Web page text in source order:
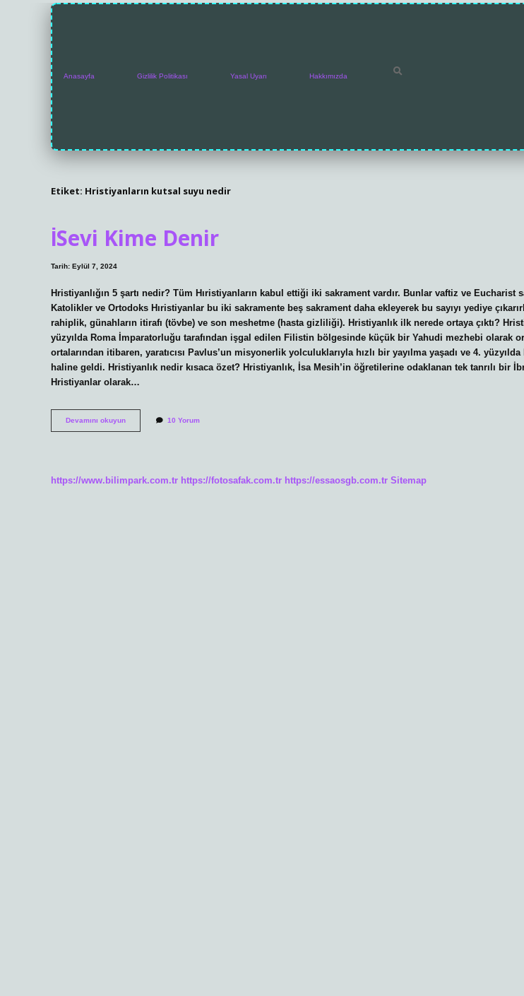
Anasayfa Gizlilik Politikası Yasal Uyarı Hakkımızda
Etiket: Hristiyanların kutsal suyu nedir
İSevi Kime Denir
Tarih: Eylül 7, 2024
Hristiyanlığın 5 şartı nedir? Tüm Hıristiyanların kabul ettiği iki sakrament vardır. Bunlar vaftiz ve Eucharist
Katolikler ve Ortodoks Hıristiyanlar bu iki sakramente beş sakrament daha ekleyerek bu sayıyı yediye
rahiplik, günahların itirafı (tövbe) ve son meshetme (hasta gizliliği). Hristiyanlık ilk nerede ortaya çıktı?
yüzyılda Roma İmparatorluğu tarafından işgal edilen Filistin bölgesinde küçük bir Yahudi mezhebi olarak
ortalarından itibaren, yaratıcısı Pavlus’un misyonerlik yolculuklarıyla hızlı bir yayılma yaşadı ve 4.
haline geldi. Hristiyanlık nedir kısaca özet? Hristiyanlık, İsa Mesih’in öğretilerine odaklanan tek tanrılı bir
Hristiyanlar olarak…
Devamını okuyunİSevi
Kime
10 Yorum
https://www.bilimpark.com.tr https://fotosafak.com.tr https://essaosgb.com.tr Sitemap